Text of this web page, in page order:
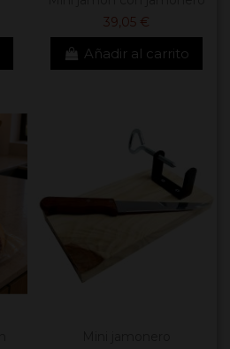
39,05 €
Añadir al carrito